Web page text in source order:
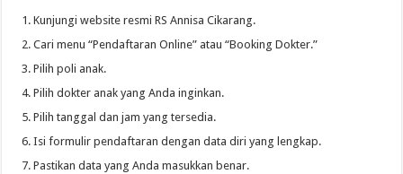
Kunjungi website resmi RS Annisa Cikarang.
Cari menu “Pendaftaran Online” atau “Booking Dokter.”
Pilih poli anak.
Pilih dokter anak yang Anda inginkan.
Pilih tanggal dan jam yang tersedia.
Isi formulir pendaftaran dengan data diri yang lengkap.
Pastikan data yang Anda masukkan benar.